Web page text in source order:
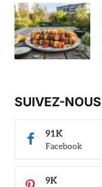
SUIVEZ-NOUS
Facebook
91K
9K